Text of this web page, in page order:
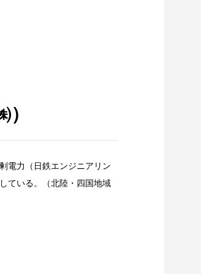
電力（日鉄エンジニアリン
ている。（北陸・四国地域